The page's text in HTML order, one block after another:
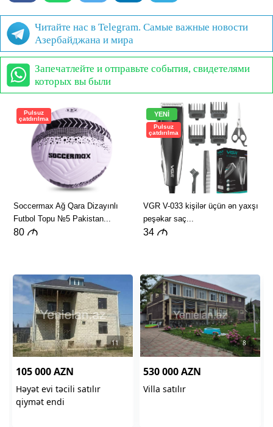
Читайте нас в Telegram. Самые важные новости
Азербайджана и мира
Запечатлейте и отправьте события, свидетелями
которых вы были